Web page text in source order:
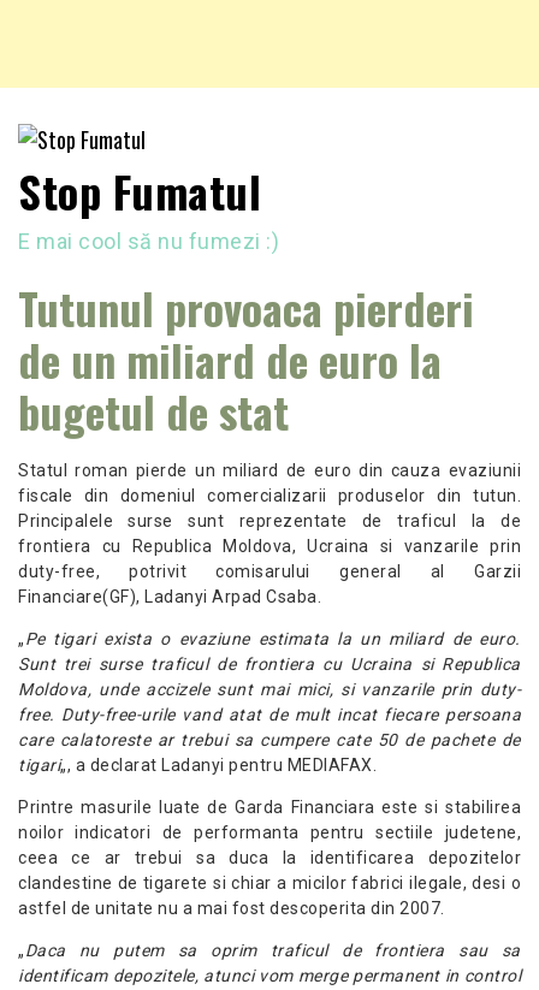
Stop Fumatul
E mai cool să nu fumezi :)
Tutunul provoaca pierderi
de un miliard de euro la
bugetul de stat
Statul roman pierde un miliard de euro din cauza evaziunii
fiscale din domeniul comercializarii produselor din tutun.
Principalele surse sunt reprezentate de traficul la de
frontiera cu Republica Moldova, Ucraina si vanzarile prin
duty-free, potrivit comisarului general al Garzii
Financiare(GF), Ladanyi Arpad Csaba.
„Pe tigari exista o evaziune estimata la un miliard de euro.
Sunt trei surse traficul de frontiera cu Ucraina si Republica
Moldova, unde accizele sunt mai mici, si vanzarile prin duty-
free. Duty-free-urile vand atat de mult incat fiecare persoana
care calatoreste ar trebui sa cumpere cate 50 de pachete de
tigari„, a declarat Ladanyi pentru MEDIAFAX.
Printre masurile luate de Garda Financiara este si stabilirea
noilor indicatori de performanta pentru sectiile judetene,
ceea ce ar trebui sa duca la identificarea depozitelor
clandestine de tigarete si chiar a micilor fabrici ilegale, desi o
astfel de unitate nu a mai fost descoperita din 2007.
„Daca nu putem sa oprim traficul de frontiera sau sa
identificam depozitele, atunci vom merge permanent in control